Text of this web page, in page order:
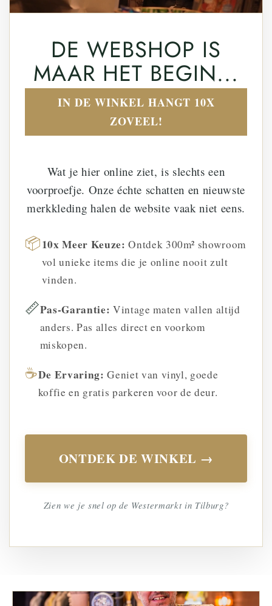
DE WEBSHOP IS
MAAR HET BEGIN...
IN DE WINKEL HANGT 10X
ZOVEEL!
Wat je hier online ziet, is slechts een
voorproefje. Onze échte schatten en nieuwste
merkkleding halen de website vaak niet eens.
📦10x Meer Keuze: Ontdek 300m² showroom
vol unieke items die je online nooit zult
vinden.
📏Pas-Garantie: Vintage maten vallen altijd
anders. Pas alles direct en voorkom
miskopen.
☕De Ervaring: Geniet van vinyl, goede
koffie en gratis parkeren voor de deur.
ONTDEK DE WINKEL →
Zien we je snel op de Westermarkt in Tilburg?